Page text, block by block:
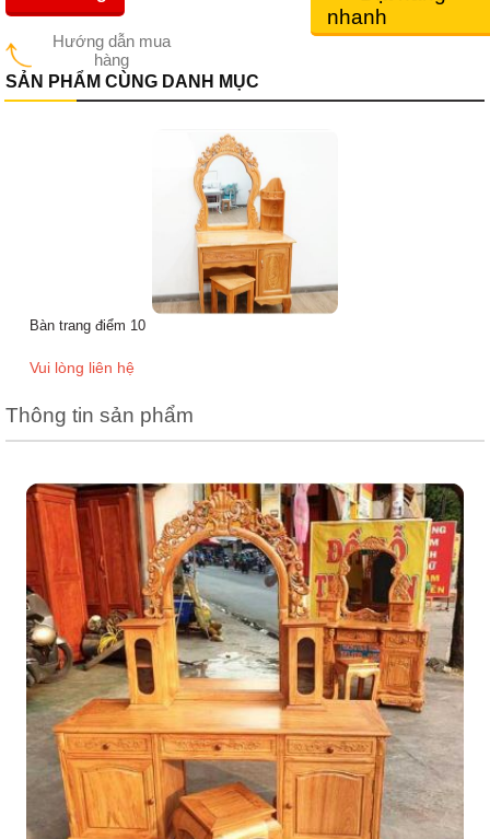
Hướng dẫn mua
hàng
nhanh
SẢN PHẨM CÙNG DANH MỤC
Bàn trang điểm 10
Vui lòng liên hệ
Thông tin sản phẩm